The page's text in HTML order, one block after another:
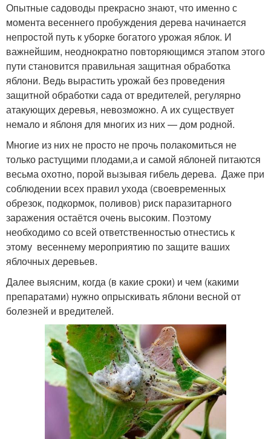
Опытные садоводы прекрасно знают, что именно с
момента весеннего пробуждения дерева начинается
непростой путь к уборке богатого урожая яблок. И
важнейшим, неоднократно повторяющимся этапом этого
пути становится правильная защитная обработка
яблони. Ведь вырастить урожай без проведения
защитной обработки сада от вредителей, регулярно
атакующих деревья, невозможно. А их существует
немало и яблоня для многих из них — дом родной.
Многие из них не просто не прочь полакомиться не
только растущими плодами,а и самой яблоней питаются
весьма охотно, порой вызывая гибель дерева. Даже при
соблюдении всех правил ухода (своевременных
обрезок, подкормок, поливов) риск паразитарного
заражения остаётся очень высоким. Поэтому
необходимо со всей ответственностью отнестись к
этому весеннему мероприятию по защите ваших
яблочных деревьев.
Далее выясним, когда (в какие сроки) и чем (какими
препаратами) нужно опрыскивать яблони весной от
болезней и вредителей.